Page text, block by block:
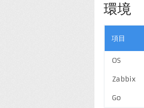
環境
項目
OS
Zabbix
Go